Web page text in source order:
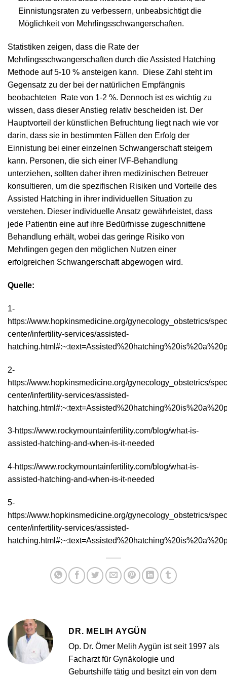
Einnistungsraten zu verbessern, unbeabsichtigt die
Möglichkeit von Mehrlingsschwangerschaften.
Statistiken zeigen, dass die Rate der
Mehrlingsschwangerschaften durch die Assisted Hatching
Methode auf 5-10 % ansteigen kann. Diese Zahl steht im
Gegensatz zu der bei der natürlichen Empfängnis
beobachteten Rate von 1-2 %. Dennoch ist es wichtig zu
wissen, dass dieser Anstieg relativ bescheiden ist. Der
Hauptvorteil der künstlichen Befruchtung liegt nach wie vor
darin, dass sie in bestimmten Fällen den Erfolg der
Einnistung bei einer einzelnen Schwangerschaft steigern
kann. Personen, die sich einer IVF-Behandlung
unterziehen, sollten daher ihren medizinischen Betreuer
konsultieren, um die spezifischen Risiken und Vorteile des
Assisted Hatching in ihrer individuellen Situation zu
verstehen. Dieser individuelle Ansatz gewährleistet, dass
jede Patientin eine auf ihre Bedürfnisse zugeschnittene
Behandlung erhält, wobei das geringe Risiko von
Mehrlingen gegen den möglichen Nutzen einer
erfolgreichen Schwangerschaft abgewogen wird.
Quelle:
1-
https://www.hopkinsmedicine.org/gynecology_obstetrics/
center/infertility-services/assisted-
2-
https://www.hopkinsmedicine.org/gynecology_obstetrics/
center/infertility-services/assisted-
3-https://www.rockymountainfertility.com/blog/what-is-
assisted-hatching-and-when-is-it-needed
4-https://www.rockymountainfertility.com/blog/what-is-
assisted-hatching-and-when-is-it-needed
5-
https://www.hopkinsmedicine.org/gynecology_obstetrics/
center/infertility-services/assisted-
DR. MELIH AYGÜN
Op. Dr. Ömer Melih Aygün ist seit 1997 als
Facharzt für Gynäkologie und
Geburtshilfe tätig und besitzt ein von dem